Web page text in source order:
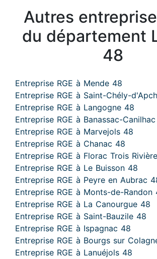
Autres
du département
48
Entreprise RGE à Mende 48
Entreprise RGE à Saint-Chély-
Entreprise RGE à Langogne 48
Entreprise RGE à Banassac-
Entreprise RGE à Marvejols 48
Entreprise RGE à Chanac 48
Entreprise RGE à Florac Trois
Entreprise RGE à Le Buisson 48
Entreprise RGE à Peyre en Aubrac
Entreprise RGE à Monts-de-Randon
Entreprise RGE à La Canourgue 48
Entreprise RGE à Saint-Bauzile 48
Entreprise RGE à Ispagnac 48
Entreprise RGE à Bourgs sur
Entreprise RGE à Lanuéjols 48